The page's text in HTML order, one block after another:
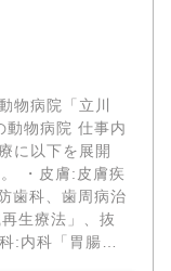
物病院「立川
院 仕事内
に以下を展開
・皮膚:皮膚疾
歯科、歯周病治
生療法」、抜
:内科「胃腸、